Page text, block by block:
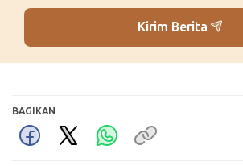
Kirim Berita
BAGIKAN